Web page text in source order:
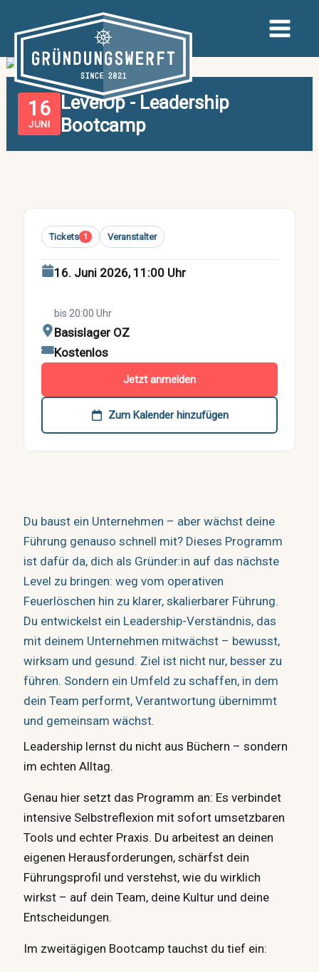
Inhalt
springen
16
JUNI
LevelUp - Leadership
Bootcamp
Du baust ein Unternehmen – aber wächst deine
Führung genauso schnell mit? Dieses Programm
ist dafür da, dich als Gründer:in auf das nächste
Level zu bringen: weg vom operativen
Feuerlöschen hin zu klarer, skalierbarer Führung.
Du entwickelst ein Leadership-Verständnis, das
mit deinem Unternehmen mitwächst – bewusst,
wirksam und gesund. Ziel ist nicht nur, besser zu
führen. Sondern ein Umfeld zu schaffen, in dem
dein Team performt, Verantwortung übernimmt
und gemeinsam wächst.
Leadership lernst du nicht aus Büchern – sondern
im echten Alltag.
Genau hier setzt das Programm an: Es verbindet
intensive Selbstreflexion mit sofort umsetzbaren
Tools und echter Praxis. Du arbeitest an deinen
eigenen Herausforderungen, schärfst dein
Führungsprofil und verstehst, wie du wirklich
wirkst – auf dein Team, deine Kultur und deine
Entscheidungen.
Im zweitägigen Bootcamp tauchst du tief ein:
Tickets 1 Veranstalter
16. Juni 2026, 11:00 Uhr
bis 20:00 Uhr
Basislager OZ
Kostenlos
Jetzt anmelden
Zum Kalender hinzufügen